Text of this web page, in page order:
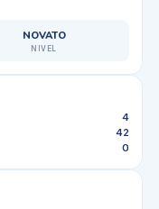
NOVATO
NIVEL
4
42
0